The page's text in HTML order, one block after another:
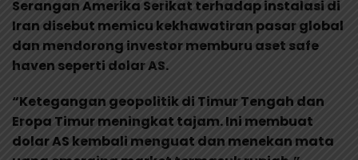
Serangan Amerika Serikat terhadap instalasi di
Iran disebut memicu kekhawatiran pasar global
dan mendorong investor memburu aset safe
haven seperti dolar AS.
“Ketegangan geopolitik di Timur Tengah dan
Eropa Timur meningkat tajam. Ini membuat
dolar AS kembali menguat dan menekan mata